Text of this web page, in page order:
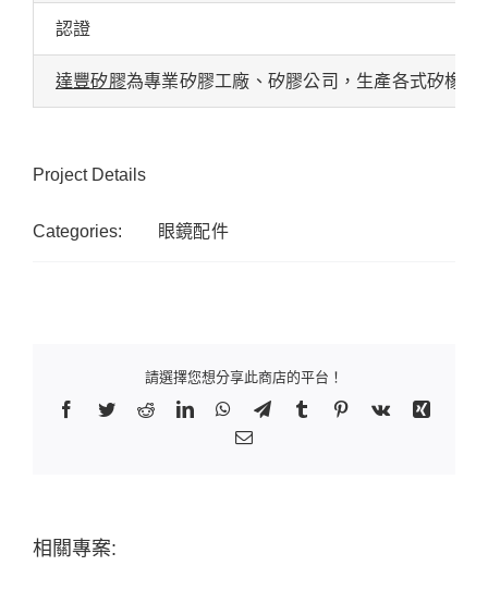
認證
達豐矽膠為專業矽膠工廠、矽膠公司，生產各式矽橡
Project Details
Categories: 眼鏡配件
請選擇您想分享此商店的平台！
Facebook
TwitterRedditLinkedInWhatsApp
TelegramTumblr Pinterest
Vk
Xing
Email:
相關專案: